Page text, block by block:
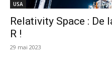
USA
Relativity Space : De
R !
29 mai 2023